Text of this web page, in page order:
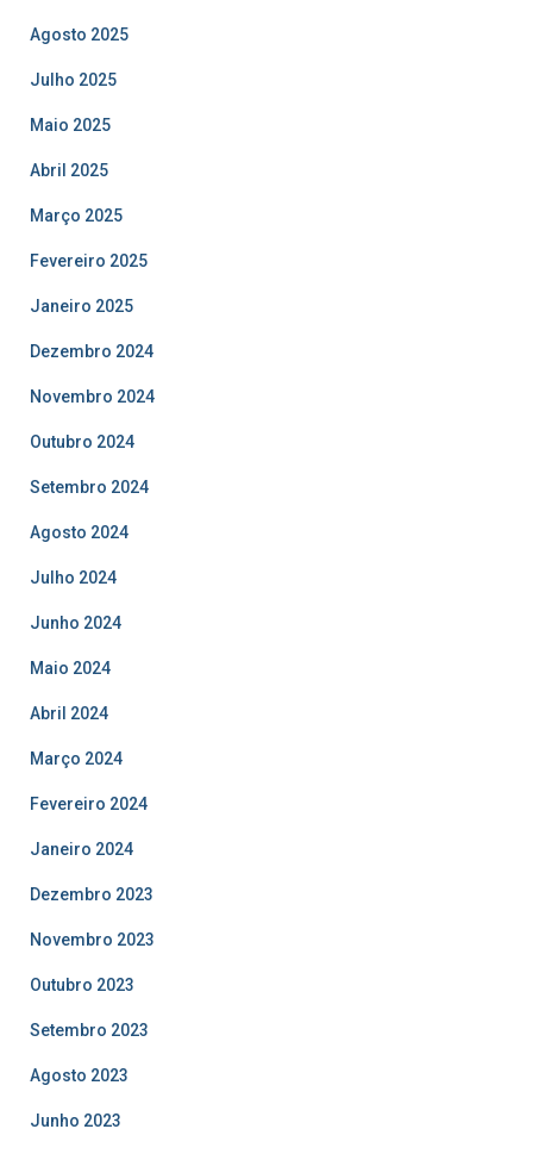
Agosto 2025
Julho 2025
Maio 2025
Abril 2025
Março 2025
Fevereiro 2025
Janeiro 2025
Dezembro 2024
Novembro 2024
Outubro 2024
Setembro 2024
Agosto 2024
Julho 2024
Junho 2024
Maio 2024
Abril 2024
Março 2024
Fevereiro 2024
Janeiro 2024
Dezembro 2023
Novembro 2023
Outubro 2023
Setembro 2023
Agosto 2023
Junho 2023